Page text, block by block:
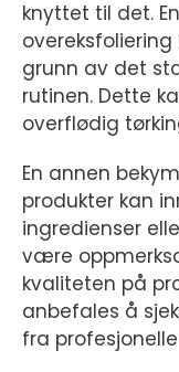
knyttet til det.
grunn av det
rutinen. Dette
overflødig
En annen
produkter kan
ingredienser
være
kvaliteten på
anbefales å
fra